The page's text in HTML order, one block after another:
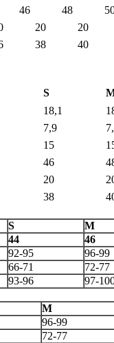
46 48
20
20
38 40
S
18,1
7,9
15
46
20
38
S
M
44
46
92-95
96-99
66-71
72-77
93-96 97-
M
96-99
72-77